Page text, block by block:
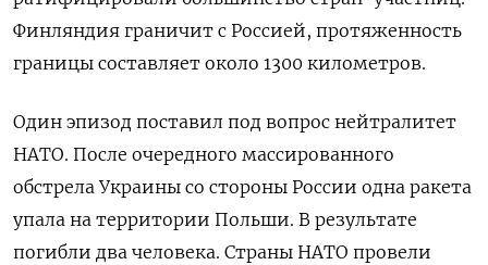
Финляндия граничит с Россией, протяженность
границы составляет около 1300 километров.
Один эпизод поставил под вопрос нейтралитет
НАТО. После очередного массированного
обстрела Украины со стороны России одна ракета
упала на территории Польши. В результате
погибли два человека. Страны НАТО провели